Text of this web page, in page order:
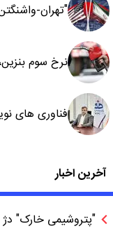
"تهران-
نرخ سوم
فناوری های
آخرین اخبار
"پتروشیمی خارک" دژ